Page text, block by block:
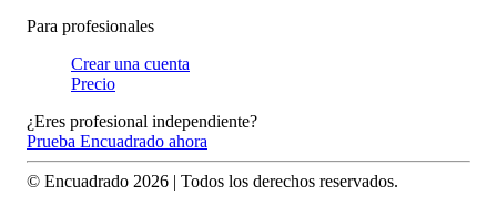
Para profesionales
Crear una cuenta
Precio
¿Eres profesional independiente?
Prueba Encuadrado ahora
© Encuadrado 2026 | Todos los derechos reservados.